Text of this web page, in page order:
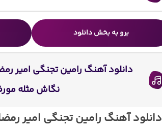
برو به بخش دانلود
دانلود آهنگ رامین تجنگی امیر
نگاش مثله
دانلود آهنگ رامین تجنگی امیر